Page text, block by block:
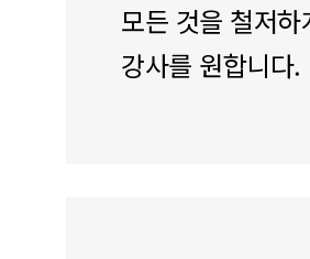
모든 것을 철저
강사를 원합니다.